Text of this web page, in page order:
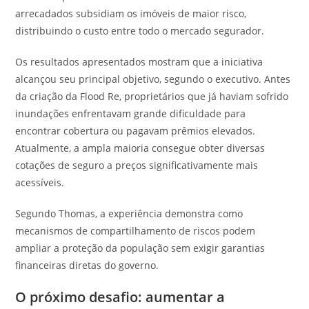
arrecadados subsidiam os imóveis de maior risco,
distribuindo o custo entre todo o mercado segurador.
Os resultados apresentados mostram que a iniciativa
alcançou seu principal objetivo, segundo o executivo. Antes
da criação da Flood Re, proprietários que já haviam sofrido
inundações enfrentavam grande dificuldade para
encontrar cobertura ou pagavam prêmios elevados.
Atualmente, a ampla maioria consegue obter diversas
cotações de seguro a preços significativamente mais
acessíveis.
Segundo Thomas, a experiência demonstra como
mecanismos de compartilhamento de riscos podem
ampliar a proteção da população sem exigir garantias
financeiras diretas do governo.
O próximo desafio: aumentar a